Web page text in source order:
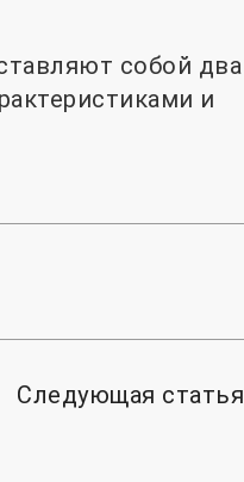
собой два
и
Следующая статья